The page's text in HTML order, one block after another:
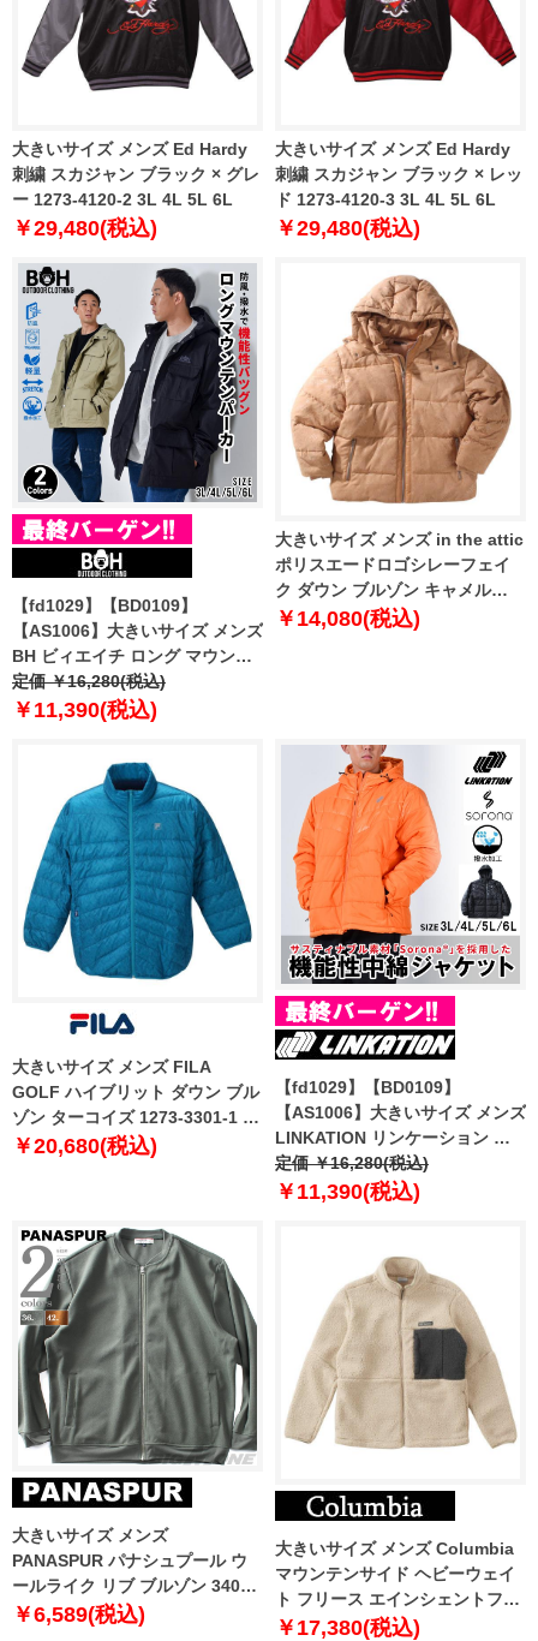
大きいサイズ メンズ Ed Hardy
刺繍 スカジャン ブラック × グレ
ー 1273-4120-2 3L 4L 5L 6L
￥29,480(税込)
大きいサイズ メンズ Ed Hardy
刺繍 スカジャン ブラック × レッ
ド 1273-4120-3 3L 4L 5L 6L
￥29,480(税込)
【fd1029】【BD0109】
【AS1006】大きいサイズ メンズ
BH ビィエイチ ロング マウンテ
ン パーカー bhb-230501
定価 ￥16,280(税込)
￥11,390(税込)
大きいサイズ メンズ in the attic
ポリスエードロゴシレーフェイ
ク ダウン ブルゾン キャメル
1253-3312-1 3L 4L 5L 6L
￥14,080(税込)
大きいサイズ メンズ FILA
GOLF ハイブリット ダウン ブル
ゾン ターコイズ 1273-3301-1 3L
4L 5L 6L
￥20,680(税込)
【fd1029】【BD0109】
【AS1006】大きいサイズ メンズ
LINKATION リンケーション フ
ーデッド 3Mシンサレート 中綿
ブルゾン アスレジャー スポーツ
定価 ￥16,280(税込)
￥11,390(税込)
大きいサイズ メンズ
PANASPUR パナシュプール ウ
ールライク リブ ブルゾン 3401-
721z
￥6,589(税込)
大きいサイズ メンズ Columbia
マウンテンサイド ヘビーウェイ
ト フリース エインシェントフォ
ッシル × シャーク 1278-3355-1
￥17,380(税込)